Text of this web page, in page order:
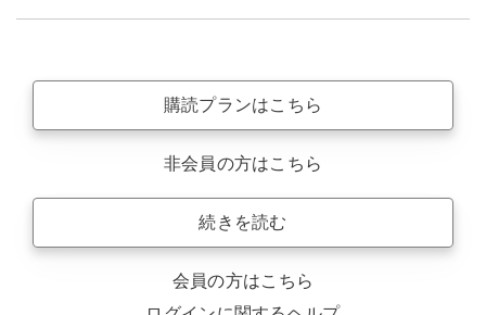
購読プランはこちら
非会員の方はこちら
続きを読む
会員の方はこちら